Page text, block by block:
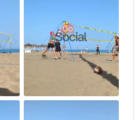
y nos encargamos del resto.
— el 2v2 te obliga a estar